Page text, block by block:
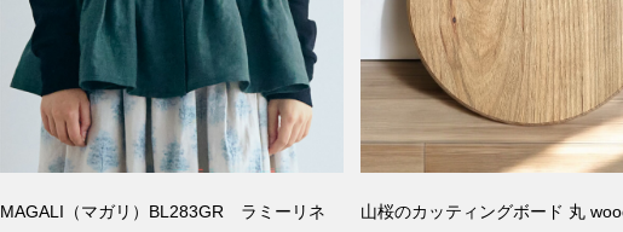
MAGALI（マガリ）BL283GR ラミーリネ
山桜のカッティングボード 丸